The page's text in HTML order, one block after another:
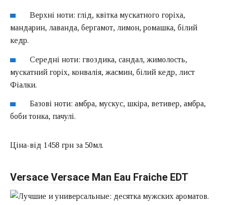
Верхні ноти: глід, квітка мускатного горіха,
мандарин, лаванда, бергамот, лимон, ромашка, білий
кедр.
Середні ноти: гвоздика, сандал, жимолость,
мускатний горіх, конвалія, жасмин, білий кедр, лист
Фіалки.
Базові ноти: амбра, мускус, шкіра, ветивер, амбра,
боби тонка, пачулі.
Ціна-від 1458 грн за 50мл.
Versace Versace Man Eau Fraiche EDT